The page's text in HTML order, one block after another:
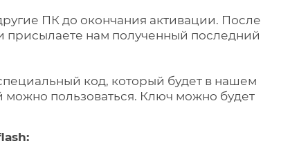
ПК до окончания активации. После
присылаете нам полученный последний
код, который будет в нашем
пользоваться. Ключ можно будет